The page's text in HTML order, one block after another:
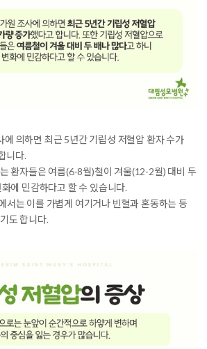
에 의하면 최근 5년간 기립성 저혈압 환자 수가
니다.
환자들은 여름(6-8월)철이 겨울(12-2월) 대비 두
에 민감하다고 할 수 있습니다.
서는 이를 가볍게 여기거나 빈혈과 혼동하는 등
도 합니다.